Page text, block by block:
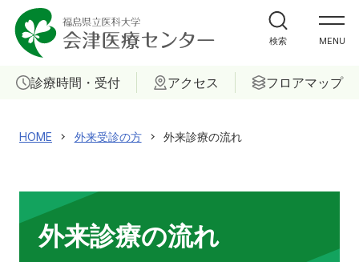
MENU
外来受診の方
ご相談
診療時間・受付 アクセス フロアマップ
検索
HOME 外来受診の方 外来診療の流れ
外来診療の流れ